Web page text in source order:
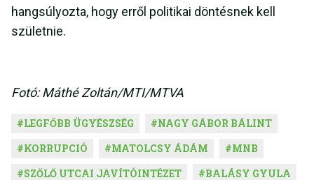
hangsúlyozta, hogy erről politikai döntésnek kell
születnie.
Fotó: Máthé Zoltán/MTI/MTVA
#LEGFŐBB ÜGYÉSZSÉG #NAGY GÁBOR BÁLINT
#KORRUPCIÓ #MATOLCSY ÁDÁM #MNB
#SZŐLŐ UTCAI JAVÍTÓINTÉZET #BALÁSY GYULA